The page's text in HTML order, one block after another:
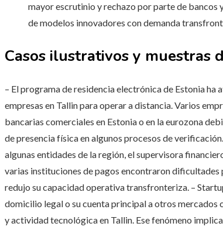
mayor escrutinio y rechazo por parte de bancos
de modelos innovadores con demanda
Casos ilustrativos y muestras
– El programa de residencia electrónica de Estonia
empresas en Tallin para operar a distancia. Varios
bancarias comerciales en Estonia o en la eurozona
de presencia física en algunos procesos de
algunas entidades de la región, el supervisora
varias instituciones de pagos encontraron
redujo su capacidad operativa transfronteriza. –
domicilio legal o su cuenta principal a otros mercados
y actividad tecnológica en Tallin. Ese fenómeno